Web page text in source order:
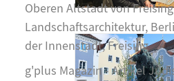
Oberen Altstadt von
Landschaftsarchitektur,
der Innenstadt, Freising
g'plus Magazin - Artikel